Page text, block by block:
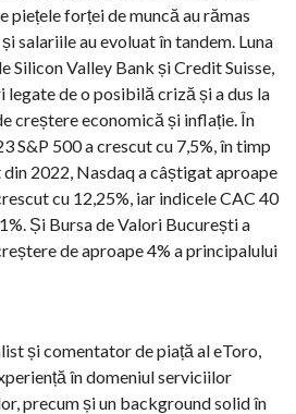
piețele forței de muncă au rămas
salariile au evoluat în tandem. Luna
Silicon Valley Bank și Credit Suisse,
legate de o posibilă criză și a dus la
creștere economică și inflație. În
S&P 500 a crescut cu 7,5%, în timp
2022, Nasdaq a câștigat aproape
cu 12,25%, iar indicele CAC 40
Și Bursa de Valori București a
de aproape 4% a principalului
și comentator de piață al eToro,
în domeniul serviciilor
precum și un background solid în